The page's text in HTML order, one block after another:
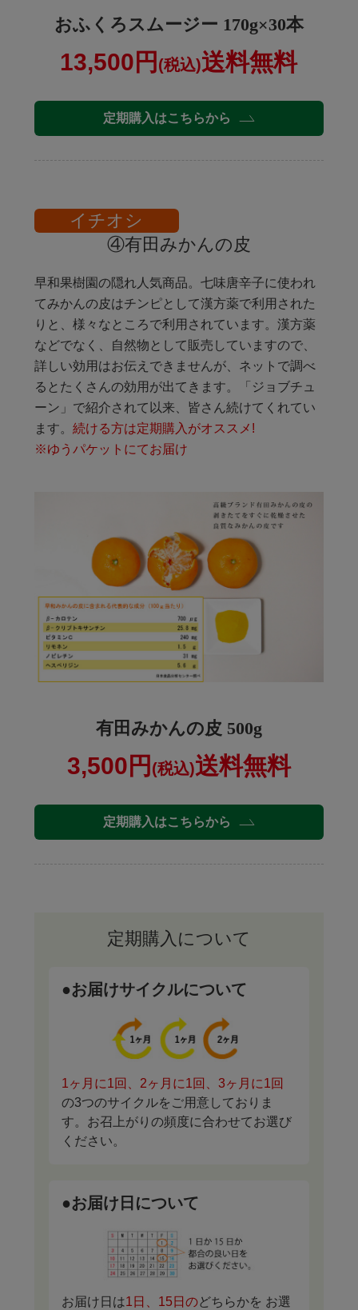
おふくろスムージー 170g×30本
13,500円 (税込)送料無料
定期購入はこちらから
イチオシ
④有田みかんの皮
早和果樹園の隠れ人気商品。七味唐辛子に使われ
てみかんの皮はチンピとして漢方薬で利用された
りと、様々なところで利用されています。漢方薬
などでなく、自然物として販売していますので、
詳しい効用はお伝えできませんが、ネットで調べ
るとたくさんの効用が出てきます。「ジョブチュ
ーン」で紹介されて以来、皆さん続けてくれてい
ます。 続ける方は定期購入がオススメ!
※ゆうパケットにてお届け
有田みかんの皮 500g
3,500円 (税込)送料無料
定期購入はこちらから
定期購入について
●お届けサイクルについて
1ヶ月に1回、2ヶ月に1回、3ヶ月に1回
の3つのサイクルをご用意しておりま
す。お召上がりの頻度に合わせてお選び
ください。
●お届け日について
お届け日は1日、15日のどちらかを お選